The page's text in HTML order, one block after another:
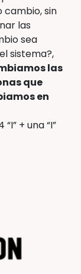
cambio, sin
las
sea
sistema?,
las
que
en
+ una “I”